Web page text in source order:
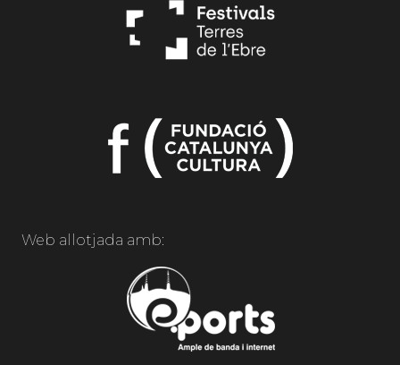
Web allotjada amb: